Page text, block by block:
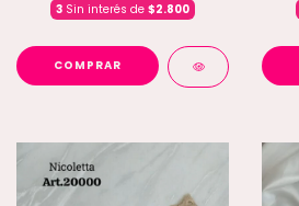
3 Sin interés de $2.800
COMPRAR